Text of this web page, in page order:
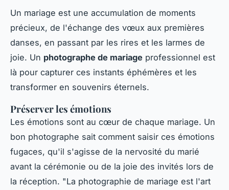
Un mariage est une accumulation de moments
précieux, de l'échange des vœux aux premières
danses, en passant par les rires et les larmes de
joie. Un photographe de mariage professionnel est
là pour capturer ces instants éphémères et les
transformer en souvenirs éternels.
Préserver les émotions
Les émotions sont au cœur de chaque mariage. Un
bon photographe sait comment saisir ces émotions
fugaces, qu'il s'agisse de la nervosité du marié
avant la cérémonie ou de la joie des invités lors de
la réception. "La photographie de mariage est l'art